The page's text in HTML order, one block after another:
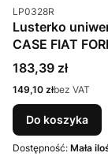
Kod produktu
LP0328R
Lusterko
CASE FIAT
Cena
183,39 zł
Cena
149,10 złbez VAT
Do koszyka
Dostępność: Mała